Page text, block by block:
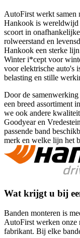
AutoFirst werkt samen
Hankook is wereldwijd
scoort in
rolweerstand en
Hankook een sterke
Winter i*cept voor
voor elektrische auto's
belasting en stille
Door de
een breed assortiment
we ook andere
Goodyear en
passende band
merk en welke lijn het
Wat krijgt u bij
Banden monteren is
AutoFirst werken onze
fabrikant. Bij elke